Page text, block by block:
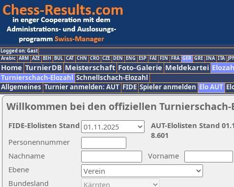
Logged on: Gast
Arabic ARM AZE BIH BUL CAT CHN CRO CZE DEN ENG ESP FAI FIN FRA GER GRE INA ITA
Home TurnierDB Meisterschaft Foto-Galerie Meldekartei
Turnierschach-Elozahl Schnellschach-Elozahl
Allgemeines Turnier anmelden: AUT FIDE Spieler anmelden Elo AUT
Willkommen bei den offiziellen Turnierschach-
Nachname
Vorname
Ebene
Personennummer
Bundesland
AUT-Elolisten Stand
8.601
FIDE-Elolisten Stand